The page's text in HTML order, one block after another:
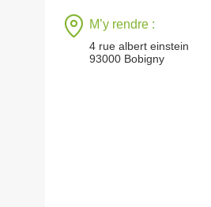
M’y rendre :
4 rue albert einstein
93000 Bobigny